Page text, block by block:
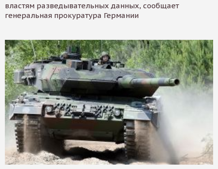
властям разведывательных данных, сообщает
генеральная прокуратура Германии